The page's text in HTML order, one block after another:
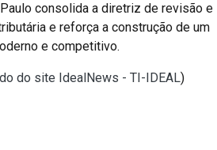
consolida a diretriz de revisão e
e reforça a construção de um
e competitivo.
do site IdealNews - TI-IDEAL)